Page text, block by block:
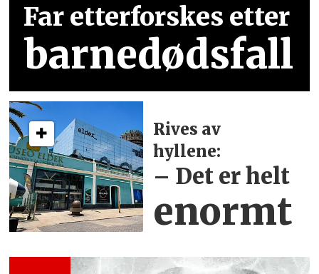
Far etterforskes etter
barnedødsfall
Rives av
hyllene:
– Det er helt
enormt